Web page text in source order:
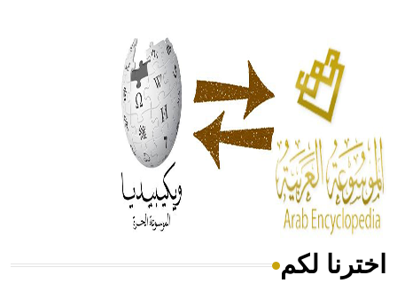
الحكم، الأدلة، تنظيم التغذية، ورسالته في جروح الرأس. ويعود
له الفضل بأنه حرر الطب من الدين والفلسفة.
- هل تعلم أن المرجان إفراز حيواني يتكون في البحر ويتركب
من مادة كربونات الكلسيوم، وهو أحمر أو شديد الحمرة وهو
أجود أنواعه، ويمتاز بكبر الحجم ويسمى الش
هل تعلم أن الأبسيد كلمة فرنسية اللفظ تم اعتمادها مصطلحاً
اخترنا لكم